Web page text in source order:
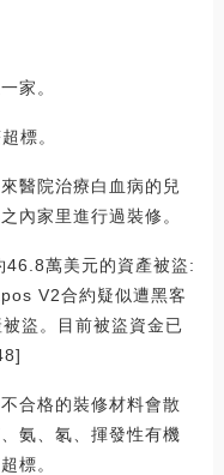
家。
標。
醫院治療白血病的兒
內家里進行過裝修。
萬美元的資產被盜:
V2合約疑似遭黑客
盜。目前被盜資金已
合格的裝修材料會散
氨、氡、揮發性有機
標。